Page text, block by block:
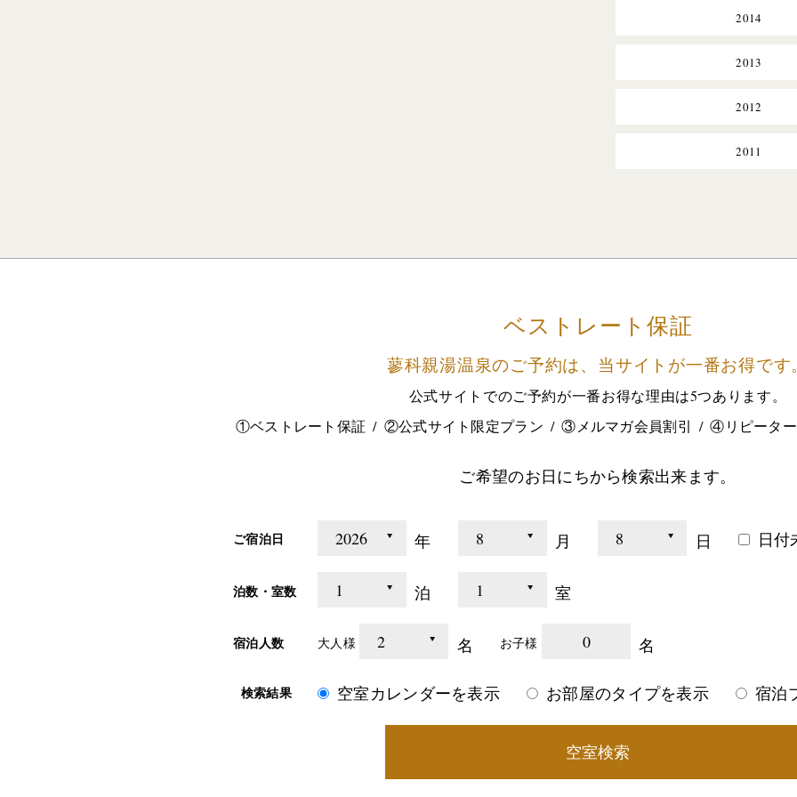
2014
2013
2012
2011
ベストレート保証
蓼科親湯温泉のご予約は、 当サイトが一番お得です
公式サイトでのご予約が一番お得な理由は5つあります。
①ベストレート保証
②公式サイト限定プラン ③メルマガ会員割引 ④リピータ
ご希望のお日にちから検索出来ます。
ご宿泊日 年 月 日 日付
泊数・室数 泊 室
宿泊人数 大人様 名 お子様 0 名
検索結果 空室カレンダーを表示 お部屋のタイプを表示 宿泊
空室検索